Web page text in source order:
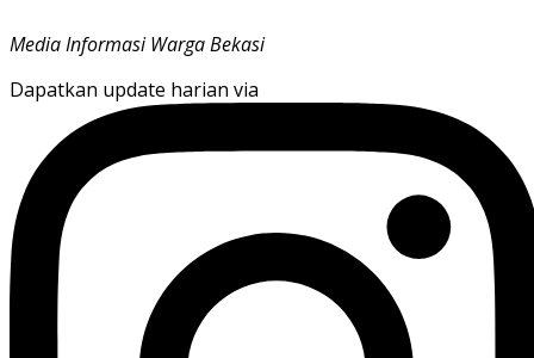
Media Informasi Warga Bekasi
Dapatkan update harian via